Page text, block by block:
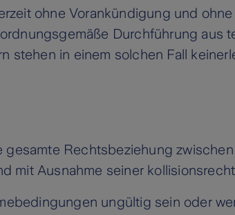
ohne Vorankündigung und
Durchführung aus
stehen in einem solchen Fall
gesamte Rechtsbeziehung
mit Ausnahme seiner
ungültig sein oder